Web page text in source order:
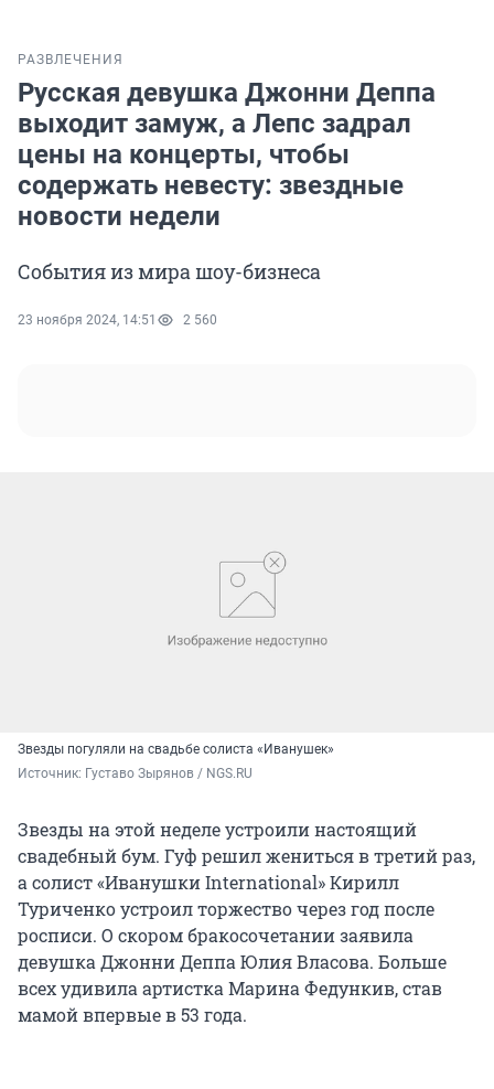
РАЗВЛЕЧЕНИЯ
Русская девушка Джонни Деппа
выходит замуж, а Лепс задрал
цены на концерты, чтобы
содержать невесту: звездные
новости недели
События из мира шоу-бизнеса
23 ноября 2024, 14:51 2 560
Звезды погуляли на свадьбе солиста «Иванушек»
Источник: Густаво Зырянов / NGS.RU
Звезды на этой неделе устроили настоящий
свадебный бум. Гуф решил жениться в третий раз,
а солист «Иванушки International» Кирилл
Туриченко устроил торжество через год после
росписи. О скором бракосочетании заявила
девушка Джонни Деппа Юлия Власова. Больше
всех удивила артистка Марина Федункив, став
мамой впервые в 53 года.